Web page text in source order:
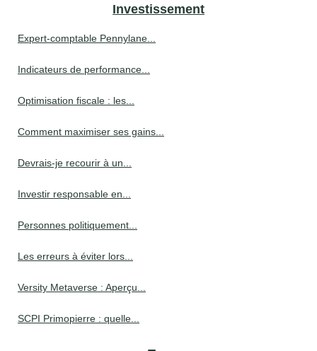
Investissement
Expert-comptable Pennylane...
Indicateurs de performance...
Optimisation fiscale : les...
Comment maximiser ses gains...
Devrais-je recourir à un...
Investir responsable en...
Personnes politiquement...
Les erreurs à éviter lors...
Versity Metaverse : Aperçu...
SCPI Primopierre : quelle...